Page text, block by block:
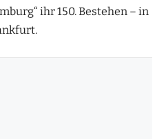
ihr 150. Bestehen – in